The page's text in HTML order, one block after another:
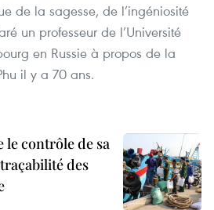
de la sagesse, de l’ingéniosité
un professeur de l’Université
en Russie à propos de la
il y a 70 ans.
contrôle de sa
des